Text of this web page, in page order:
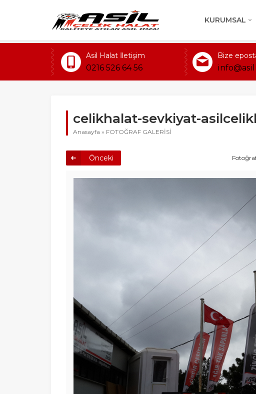
KURUMSAL
Asil Halat İletişim
0216 526 64 56
Bize
celikhalat-sevkiyat-
Anasayfa » FOTOĞRAF GALERİSİ
Önceki